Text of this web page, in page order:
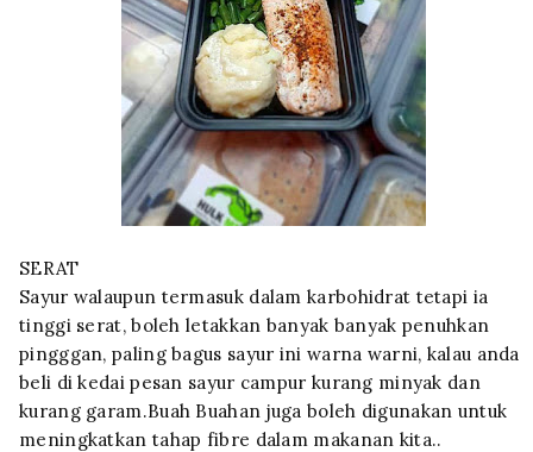
SERAT
Sayur walaupun termasuk dalam karbohidrat tetapi ia
tinggi serat, boleh letakkan banyak banyak penuhkan
pingggan, paling bagus sayur ini warna warni, kalau anda
beli di kedai pesan sayur campur kurang minyak dan
kurang garam.Buah Buahan juga boleh digunakan untuk
meningkatkan tahap fibre dalam makanan kita..